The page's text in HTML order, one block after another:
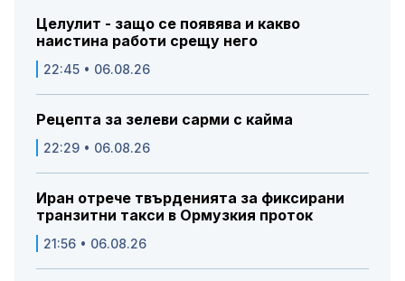
Целулит - защо се появява и какво
наистина работи срещу него
22:45 • 06.08.26
Рецепта за зелеви сарми с кайма
22:29 • 06.08.26
Иран отрече твърденията за фиксирани
транзитни такси в Ормузкия проток
21:56 • 06.08.26